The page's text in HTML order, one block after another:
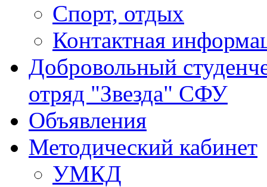
Спорт, отдых
Контактная
Добровольный
отряд "Звезда" СФУ
Объявления
Методический кабинет
УМКД